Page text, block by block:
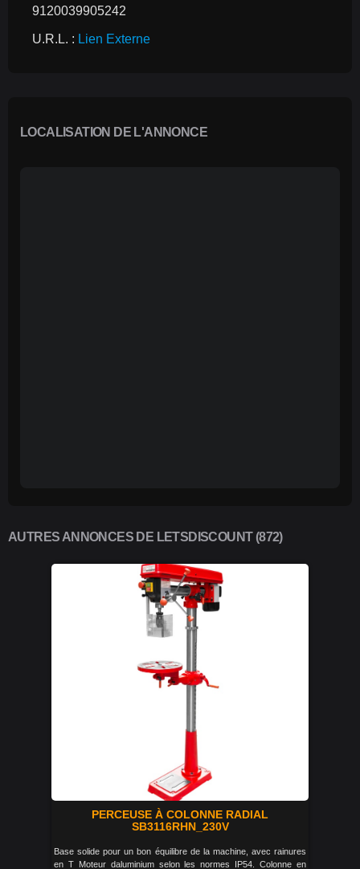
9120039905242
U.R.L. : Lien Externe
LOCALISATION DE L'ANNONCE
AUTRES ANNONCES DE LETSDISCOUNT (872)
PERCEUSE À COLONNE RADIAL
SB3116RHN_230V
Base solide pour un bon équilibre de la machine, avec rainures
en T Moteur daluminium selon les normes IP54. Colonne en